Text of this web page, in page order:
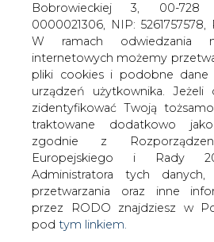
Jeżeli korzystasz także z
za pośrednictwem naszego
też Twoje dane osobowe
konta lub rejestracji do
dane, które podajesz,
możemy uzyskać dostęp w
Usług.
Informacje dotyczące
danych osobowych a
przetwarzania oraz inne
wymagane przez RODO
Prywatności pod wskazanym
Dane zbierane na potrzeby
Sprawdzamy
ewentualnej manipulacji
informuje Komisja
Finansowego.
się handlem zielonymi
TGE po tym, jak w ciągu
cena podskoczyła o 70
następnie mocno